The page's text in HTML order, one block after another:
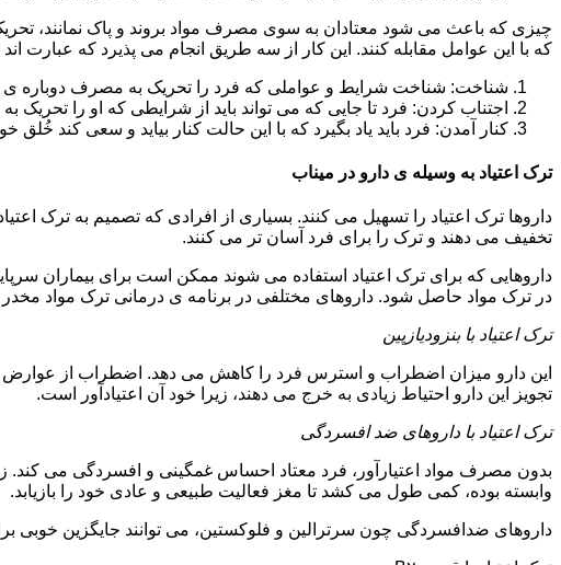
چیزی که باعث می شود معتادان به سوی مصرف مواد بروند و پاک نمانند،
که با این عوامل مقابله کنند. این کار از سه طریق انجام می پذیرد که عبارت اند
شناخت: شناخت شرایط و عواملی که فرد را تحریک به مصرف دوباره ی
اجتناب کردن: فرد تا جایی که می تواند باید از شرایطی که او را
کنار آمدن: فرد باید یاد بگیرد که با این حالت کنار بیاید و سعی کند خُلق
ترک اعتیاد به وسیله ی دارو در میناب
داروها ترک اعتیاد را تسهیل می کنند. بسیاری از افرادی که تصمیم به ترک
تخفیف می دهند و ترک را برای فرد آسان تر می کنند.
داروهایی که برای ترک اعتیاد استفاده می شوند ممکن است برای بیماران
در ترک مواد حاصل شود. داروهای مختلفی در برنامه ی درمانی ترک مواد مخدر
ترک اعتیاد با بنزودیازپین
این دارو میزان اضطراب و استرس فرد را کاهش می دهد. اضطراب از عوارض
تجویز این دارو احتیاط زیادی به خرج می دهند، زیرا خود آن اعتیادآور است.
ترک اعتیاد با داروهای ضد افسردگی
بدون مصرف مواد اعتیارآور، فرد معتاد احساس غمگینی و افسردگی می
وابسته بوده، کمی طول می کشد تا مغز فعالیت طبیعی و عادی خود را بازیابد.
داروهای ضدافسردگی چون سرترالین و فلوکستین، می توانند جایگزین خوبی